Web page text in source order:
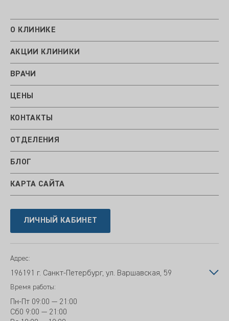
О КЛИНИКЕ
АКЦИИ КЛИНИКИ
ВРАЧИ
ЦЕНЫ
КОНТАКТЫ
ОТДЕЛЕНИЯ
БЛОГ
КАРТА САЙТА
ЛИЧНЫЙ КАБИНЕТ
Адрес:
196191 г. Санкт-Петербург, ул. Варшавская, 59
Время работы:
Пн-Пт 09:00 — 21:00
Сб0 9:00 — 21:00